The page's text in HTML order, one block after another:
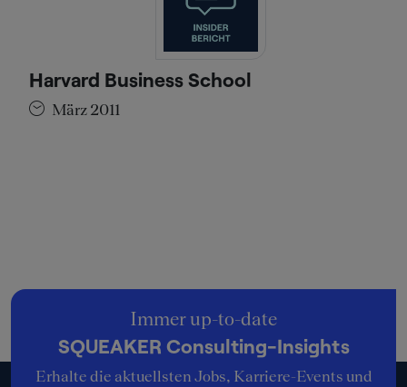
Harvard Business School
März 2011
Immer up-to-date
SQUEAKER Consulting-Insights
Erhalte die aktuellsten Jobs, Karriere-Events und